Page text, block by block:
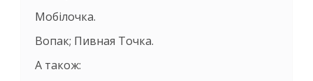
Мобілочка.
Вопак; Пивная Точка.
А також: